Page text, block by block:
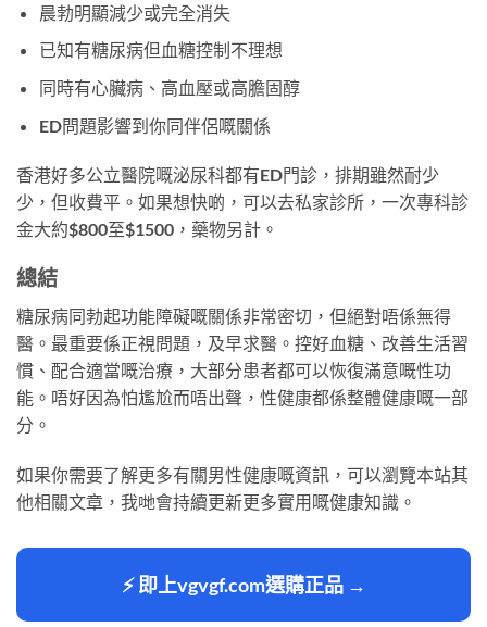
晨勃明顯減少或完全消失
已知有糖尿病但血糖控制不理想
同時有心臟病、高血壓或高膽固醇
ED問題影響到你同伴侶嘅關係
香港好多公立醫院嘅泌尿科都有ED門診，排期雖然耐少
少，但收費平。如果想快啲，可以去私家診所，一次專科診
金大約$800至$1500，藥物另計。
總結
糖尿病同勃起功能障礙嘅關係非常密切，但絕對唔係無得
醫。最重要係正視問題，及早求醫。控好血糖、改善生活習
慣、配合適當嘅治療，大部分患者都可以恢復滿意嘅性功
能。唔好因為怕尷尬而唔出聲，性健康都係整體健康嘅一部
分。
如果你需要了解更多有關男性健康嘅資訊，可以瀏覽本站其
他相關文章，我哋會持續更新更多實用嘅健康知識。
⚡ 即上vgvgf.com選購正品 →